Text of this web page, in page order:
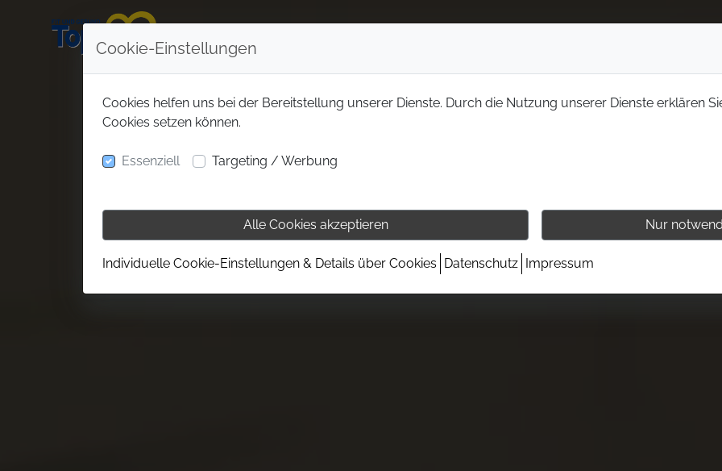
Cookie-Einstellungen
Cookies helfen uns bei der Bereitstellung unserer Dienste. Durch die Nutzung unserer Dienste erklären
Cookies setzen können.
Essenziell Targeting / Werbung
Alle Cookies akzeptieren Nur
Individuelle Cookie-Einstellungen & Details über Cookies Datenschutz Impressum